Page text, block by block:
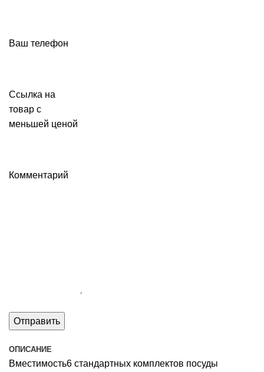
Ваш телефон
Ссылка на
товар с
меньшей ценой
Комментарий
ОПИСАНИЕ
Вместимость6 стандартных комплектов посуды